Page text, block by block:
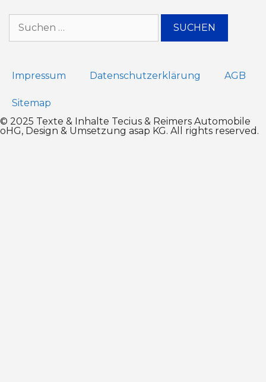
Impressum Datenschutz­erklärung AGB
Sitemap
© 2025 Texte & Inhalte Tecius & Reimers Automobile
oHG, Design & Umsetzung asap KG. All rights reserved.